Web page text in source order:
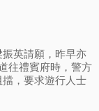
英請願，昨早亦
往禮賓府時，警方
，要求遊行人士